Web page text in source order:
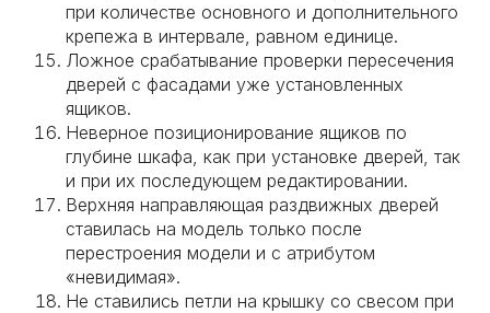
при количестве основного и дополнительного
крепежа в интервале, равном единице.
Ложное срабатывание проверки пересечения
дверей с фасадами уже установленных
ящиков.
Неверное позиционирование ящиков по
глубине шкафа, как при установке дверей, так
и при их последующем редактировании.
Верхняя направляющая раздвижных дверей
ставилась на модель только после
перестроения модели и с атрибутом
«невидимая».
Не ставились петли на крышку со свесом при